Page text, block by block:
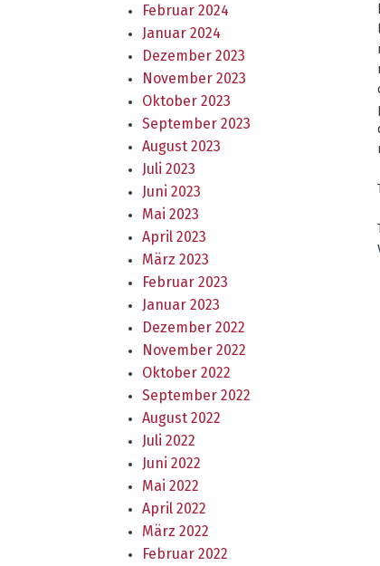
Februar 2024
Januar 2024
Dezember 2023
November 2023
Oktober 2023
September 2023
August 2023
Juli 2023
Juni 2023
Mai 2023
April 2023
März 2023
Februar 2023
Januar 2023
Dezember 2022
November 2022
Oktober 2022
September 2022
August 2022
Juli 2022
Juni 2022
Mai 2022
April 2022
März 2022
Februar 2022